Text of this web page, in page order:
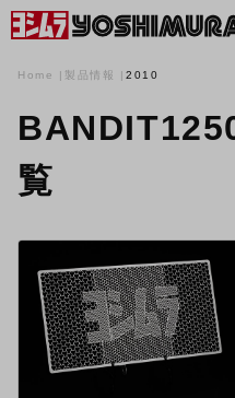
Home 製品情報 2010
覧